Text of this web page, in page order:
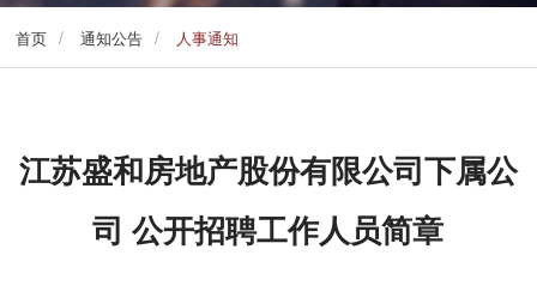
首页 / 通知公告 / 人事通知
江苏盛和房地产股份有限公司下属公
司 公开招聘工作人员简章